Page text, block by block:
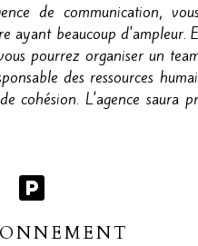
de communication,
ayant beaucoup d'ampleur.
pourrez organiser un
des ressources
cohésion. L'agence saura